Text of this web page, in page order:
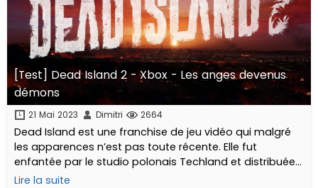
[Test] Dead Island 2 - Xbox - Les anges devenus
démons
21 Mai 2023 Dimitri 2664
Dead Island est une franchise de jeu vidéo qui malgré
les apparences n’est pas toute récente. Elle fut
enfantée par le studio polonais Techland et distribuée
par l’éditeur Deep Silver en... 2011 !
Lire la suite